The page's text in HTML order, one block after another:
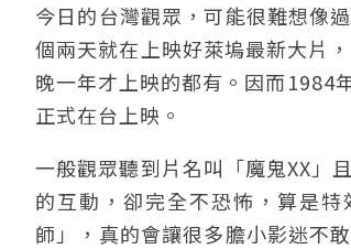
今日的台灣觀眾，可能很難想像
個兩天就在上映好萊塢最新大片
晚一年才上映的都有。因而1984
正式在台上映。
一般觀眾聽到片名叫「魔鬼XX」
的互動，卻完全不恐怖，算是
師」，真的會讓很多膽小影迷不